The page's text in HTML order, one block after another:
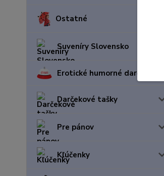
Ostatné
Suveníry Slovensko
Erotické humorné darčeky
Darčekové tašky
Pre pánov
Kľúčenky